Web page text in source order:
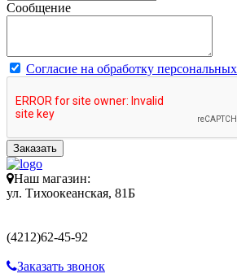
Сообщение
Согласие на обработку
Заказать
Наш магазин:
ул. Тихоокеанская, 81Б
(4212)62-45-92
Заказать звонок